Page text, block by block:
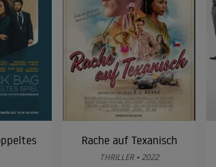
Rache auf Texanisch
THRILLER • 2022